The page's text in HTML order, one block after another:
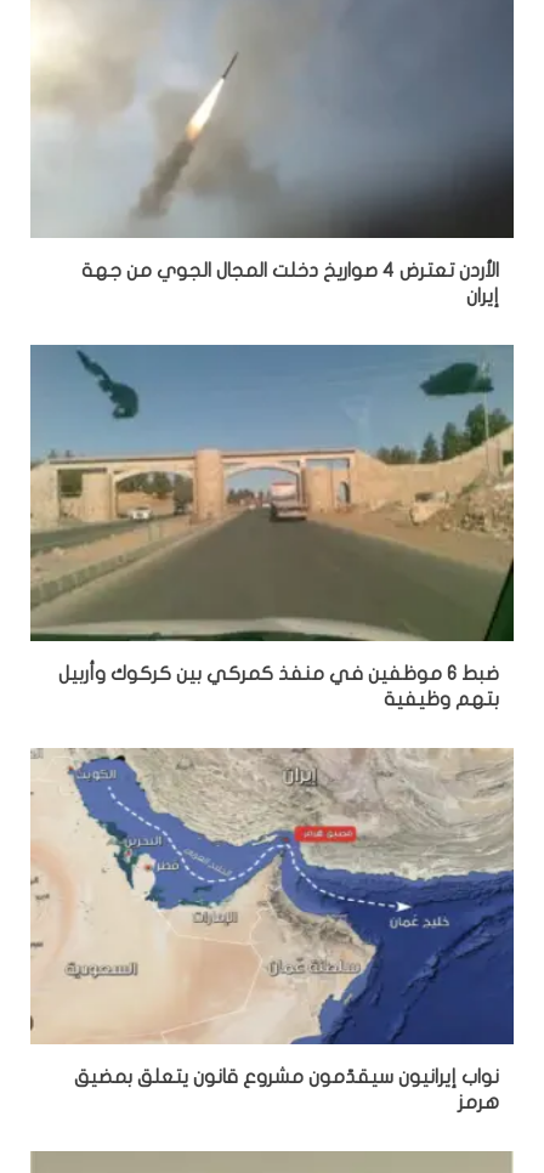
الأردن تعترض 4 صواريخ دخلت المجال الجوي من جهة
إيران
ضبط 6 موظفين في منفذ كمركي بين كركوك وأربيل
بتهم وظيفية
نواب إيرانيون سيقدّمون مشروع قانون يتعلق بمضيق
هرمز